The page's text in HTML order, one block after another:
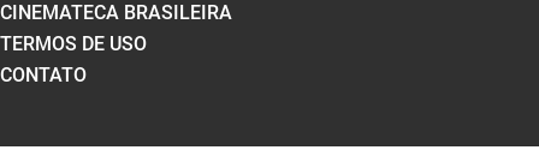
CINEMATECA BRASILEIRA
TERMOS DE USO
CONTATO